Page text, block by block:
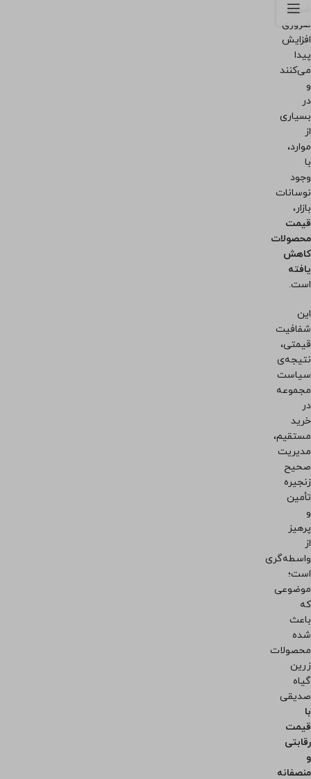
شرایط
ضروری
افزایش
پیدا
می‌کنند
و
در
بسیاری
از
موارد،
با
وجود
نوسانات
بازار،
قیمت
محصولات
کاهش
یافته
است.
این
شفافیت
قیمتی،
نتیجه‌ی
سیاست
مجموعه
در
خرید
مستقیم،
مدیریت
صحیح
زنجیره
تأمین
و
پرهیز
از
واسطه‌گری
است؛
موضوعی
که
باعث
شده
محصولات
زرین
گیاه
صدیقی
با
قیمت
رقابتی
و
منصفانه